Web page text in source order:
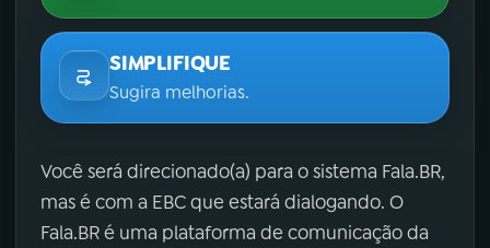
SIMPLIFIQUE
Sugira melhorias.
Você será direcionado(a) para o sistema Fala.BR,
mas é com a EBC que estará dialogando. O
Fala.BR é uma plataforma de comunicação da